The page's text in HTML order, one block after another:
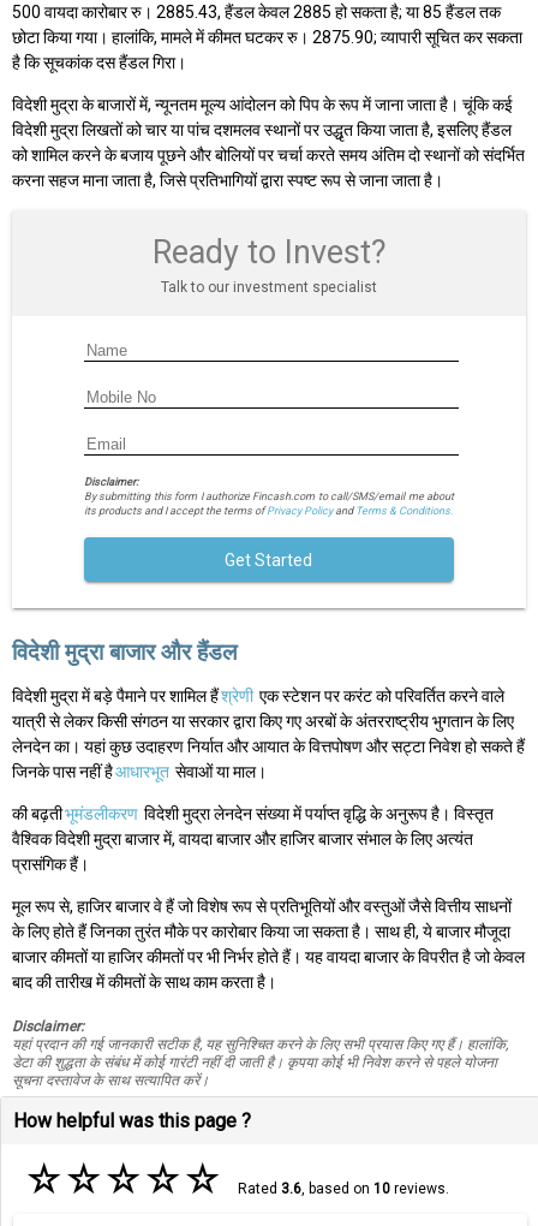
500 वायदा कारोबार रु। 2885.43, हैंडल केवल 2885 हो सकता है; या 85 हैंडल तक
छोटा किया गया। हालांकि, मामले में कीमत घटकर रु। 2875.90; व्यापारी सूचित कर सकता
है कि सूचकांक दस हैंडल गिरा।
विदेशी मुद्रा के बाजारों में, न्यूनतम मूल्य आंदोलन को पिप के रूप में जाना जाता है। चूंकि कई
विदेशी मुद्रा लिखतों को चार या पांच दशमलव स्थानों पर उद्धृत किया जाता है, इसलिए हैंडल
को शामिल करने के बजाय पूछने और बोलियों पर चर्चा करते समय अंतिम दो स्थानों को संदर्भित
करना सहज माना जाता है, जिसे प्रतिभागियों द्वारा स्पष्ट रूप से जाना जाता है।
Ready to Invest?
Talk to our investment specialist
Disclaimer:
By submitting this form I authorize Fincash.com to call/SMS/email me about
its products and I accept the terms ofPrivacy Policyand Terms & Conditions.
Get Started
विदेशी मुद्रा बाजार और हैंडल
विदेशी मुद्रा में बड़े पैमाने पर शामिल हैंश्रेणी एक स्टेशन पर करंट को परिवर्तित करने वाले
यात्री से लेकर किसी संगठन या सरकार द्वारा किए गए अरबों के अंतरराष्ट्रीय भुगतान के लिए
लेनदेन का। यहां कुछ उदाहरण निर्यात और आयात के वित्तपोषण और सट्टा निवेश हो सकते हैं
जिनके पास नहीं हैआधारभूत सेवाओं या माल।
की बढ़तीभूमंडलीकरण विदेशी मुद्रा लेनदेन संख्या में पर्याप्त वृद्धि के अनुरूप है। विस्तृत
वैश्विक विदेशी मुद्रा बाजार में, वायदा बाजार और हाजिर बाजार संभाल के लिए अत्यंत
प्रासंगिक हैं।
मूल रूप से, हाजिर बाजार वे हैं जो विशेष रूप से प्रतिभूतियों और वस्तुओं जैसे वित्तीय साधनों
के लिए होते हैं जिनका तुरंत मौके पर कारोबार किया जा सकता है। साथ ही, ये बाजार मौजूदा
बाजार कीमतों या हाजिर कीमतों पर भी निर्भर होते हैं। यह वायदा बाजार के विपरीत है जो केवल
बाद की तारीख में कीमतों के साथ काम करता है।
Disclaimer:
यहां प्रदान की गई जानकारी सटीक है, यह सुनिश्चित करने के लिए सभी प्रयास किए गए हैं। हालांकि,
डेटा की शुद्धता के संबंध में कोई गारंटी नहीं दी जाती है। कृपया कोई भी निवेश करने से पहले योजना
सूचना दस्तावेज के साथ सत्यापित करें।
How helpful was this page ?
☆☆☆☆☆ Rated 3.6, based on 10reviews.